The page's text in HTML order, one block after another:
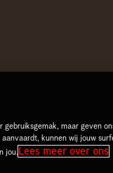
gebruiksgemak, maar geven
kunnen wij jouw
jou.Lees meer over ons